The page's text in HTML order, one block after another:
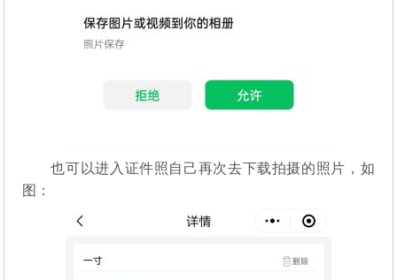
也可以进入证件照自己再次去下载拍摄的照片，如
图：